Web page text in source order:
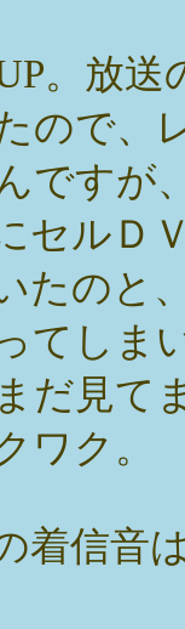
。放送
ので、
ですが
セルＤ
たのと
てしま
だ見て
ワク。
着信音